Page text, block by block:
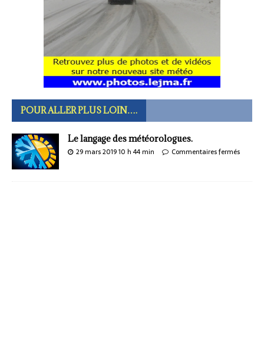
POUR ALLER PLUS LOIN….
Le langage des météorologues.
29 mars 2019 10 h 44 min Commentaires fermés